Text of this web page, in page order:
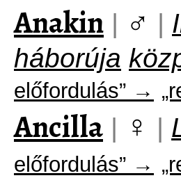
Anakin | ♂ |
háborúja
előfordulás” →
Ancilla | ♀ |
előfordulás” →